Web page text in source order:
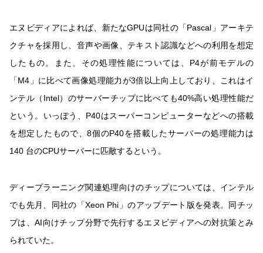
エヌビディアによれば、新たなGPUは同社の「Pascal」アーキテ
クチャを採用し、音声や画像、テキスト認識などへの利用を想定
したもの。また、その処理性能については、P4が前モデルの
「M4」に比べて画像処理能力が3倍以上向上しており、これはイ
ンテル（Intel）のサーバーチップに比べても40%高い処理性能だ
という。いっぽう、P40はスーパーコンピューターなどへの搭載
を想定したもので、8個のP40を搭載したサーバーの処理能力は
140 台のCPUサーバーに匹敵するという。
ディープラーニング関連処理向けのチップについては、インテル
でも先月、同社の「Xeon Phi」のアップデート版を発表。同チッ
プは、AI向けチップ分野で先行するエヌビディアへの対抗策とみ
られていた。